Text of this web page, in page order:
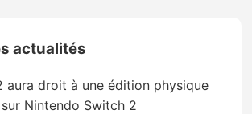
actualités
aura droit à une édition physique
Nintendo Switch 2